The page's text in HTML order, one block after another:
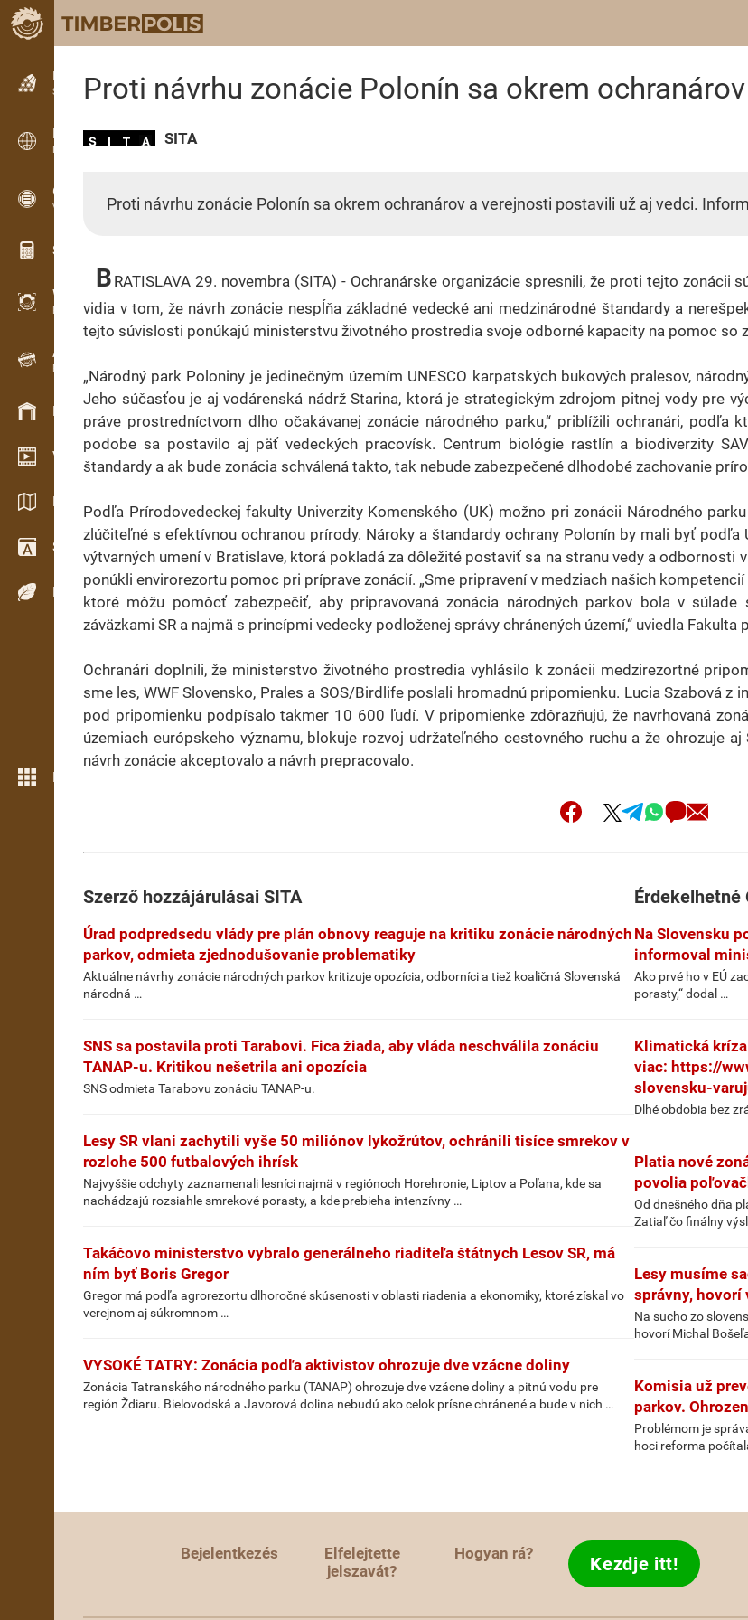
Hirdetések
Szöveges hirdetések
Hirdetések
Nemzetközi hirdetések
OPTI-TIMB
Vágásképek
Számológép famunkákhoz
WoodProfi
Fa térfogata MI-vel
Adatgyűjtő
Faanyag-nyilvántartás terepen
Készlet kezelés
Video bemutatóterem
Katalógusok / Prospektusok
Szótár
Fafajok
Még több funkció
Proti návrhu zonácie Polonín sa okrem
SITA
Proti návrhu zonácie Polonín sa okrem ochranárov a verejnosti postavili už aj vedci.
B RATISLAVA 29. novembra (SITA) - Ochranárske organizácie spresnili, že proti tejto zonácii
vidia v tom, že návrh zonácie nespĺňa základné vedecké ani medzinárodné štandardy a
tejto súvislosti ponúkajú ministerstvu životného prostredia svoje odborné kapacity na pomoc so
„Národný park Poloniny je jedinečným územím UNESCO karpatských bukových pralesov,
Jeho súčasťou je aj vodárenská nádrž Starina, ktorá je strategickým zdrojom pitnej vody pre
práve prostredníctvom dlho očakávanej zonácie národného parku,“ priblížili ochranári, podľa
podobe sa postavilo aj päť vedeckých pracovísk. Centrum biológie rastlín a biodiverzity
štandardy a ak bude zonácia schválená takto, tak nebude zabezpečené dlhodobé zachovanie
Podľa Prírodovedeckej fakulty Univerzity Komenského (UK) možno pri zonácii Národného
zlúčiteľné s efektívnou ochranou prírody. Nároky a štandardy ochrany Polonín by mali byť
výtvarných umení v Bratislave, ktorá pokladá za dôležité postaviť sa na stranu vedy a
ponúkli envirorezortu pomoc pri príprave zonácií. „Sme pripravení v medziach našich
ktoré môžu pomôcť zabezpečiť, aby pripravovaná zonácia národných parkov bola v
záväzkami SR a najmä s princípmi vedecky podloženej správy chránených území,“ uviedla
Ochranári doplnili, že ministerstvo životného prostredia vyhlásilo k zonácii medzirezortné
sme les, WWF Slovensko, Prales a SOS/Birdlife poslali hromadnú pripomienku. Lucia Szabová
pod pripomienku podpísalo takmer 10 600 ľudí. V pripomienke zdôrazňujú, že navrhovaná
územiach európskeho významu, blokuje rozvoj udržateľného cestovného ruchu a že ohrozuje
návrh zonácie akceptovalo a návrh prepracovalo.
Szerző hozzájárulásai SITA
Úrad podpredsedu vlády pre plán obnovy reaguje na kritiku zonácie národných
parkov, odmieta zjednodušovanie problematiky
Aktuálne návrhy zonácie národných parkov kritizuje opozícia, odborníci a tiež koaličná Slovenská
národná …
SNS sa postavila proti Tarabovi. Fica žiada, aby vláda neschválila zonáciu
TANAP-u. Kritikou nešetrila ani opozícia
SNS odmieta Tarabovu zonáciu TANAP-u.
Lesy SR vlani zachytili vyše 50 miliónov lykožrútov, ochránili tisíce smrekov v
rozlohe 500 futbalových ihrísk
Najvyššie odchyty zaznamenali lesníci najmä v regiónoch Horehronie, Liptov a Poľana, kde sa
nachádzajú rozsiahle smrekové porasty, a kde prebieha intenzívny …
Takáčovo ministerstvo vybralo generálneho riaditeľa štátnych Lesov SR, má
ním byť Boris Gregor
Gregor má podľa agrorezortu dlhoročné skúsenosti v oblasti riadenia a ekonomiky, ktoré získal vo
verejnom aj súkromnom …
VYSOKÉ TATRY: Zonácia podľa aktivistov ohrozuje dve vzácne doliny
Zonácia Tatranského národného parku (TANAP) ohrozuje dve vzácne doliny a pitnú vodu pre
región Ždiaru. Bielovodská a Javorová dolina nebudú ako celok prísne chránené a bude v nich …
Érdekelhetné
Na Slovensku
informoval
Ako prvé ho v EÚ
porasty,“ dodal …
Klimatická
viac: https://
slovensku-
Dlhé obdobia bez
Platia nové
povolia
Od dnešného dňa
Zatiaľ čo finálny
Lesy musíme
správny, hovorí
Na sucho zo
hovorí Michal
Komisia už
parkov.
Problémom je
hoci reforma
Bejelentkezés
Elfelejtette
jelszavát?
Hogyan rá? Kezdje itt!